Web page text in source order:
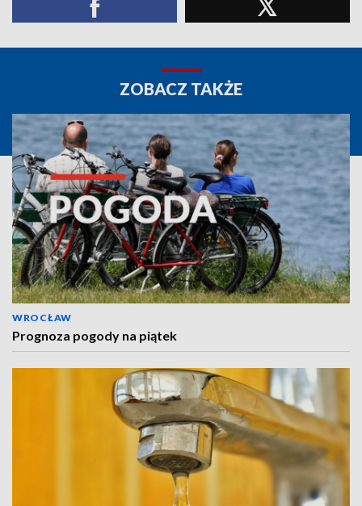
ZOBACZ TAKŻE
WROCŁAW
Prognoza pogody na piątek